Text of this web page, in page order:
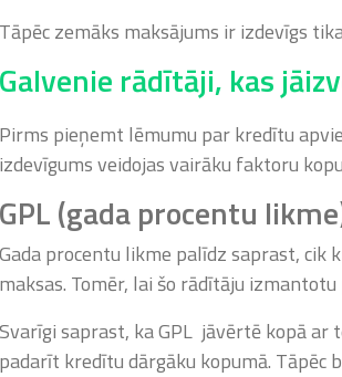
Tāpēc zemāks maksājums ir izdevīgs
Galvenie rādītāji, kas
Pirms pieņemt lēmumu par kredītu
izdevīgums veidojas vairāku faktoru
GPL (gada procentu
Gada procentu likme palīdz saprast, cik
maksas. Tomēr, lai šo rādītāju
Svarīgi saprast, ka GPL jāvērtē kopā ar
padarīt kredītu dārgāku kopumā.